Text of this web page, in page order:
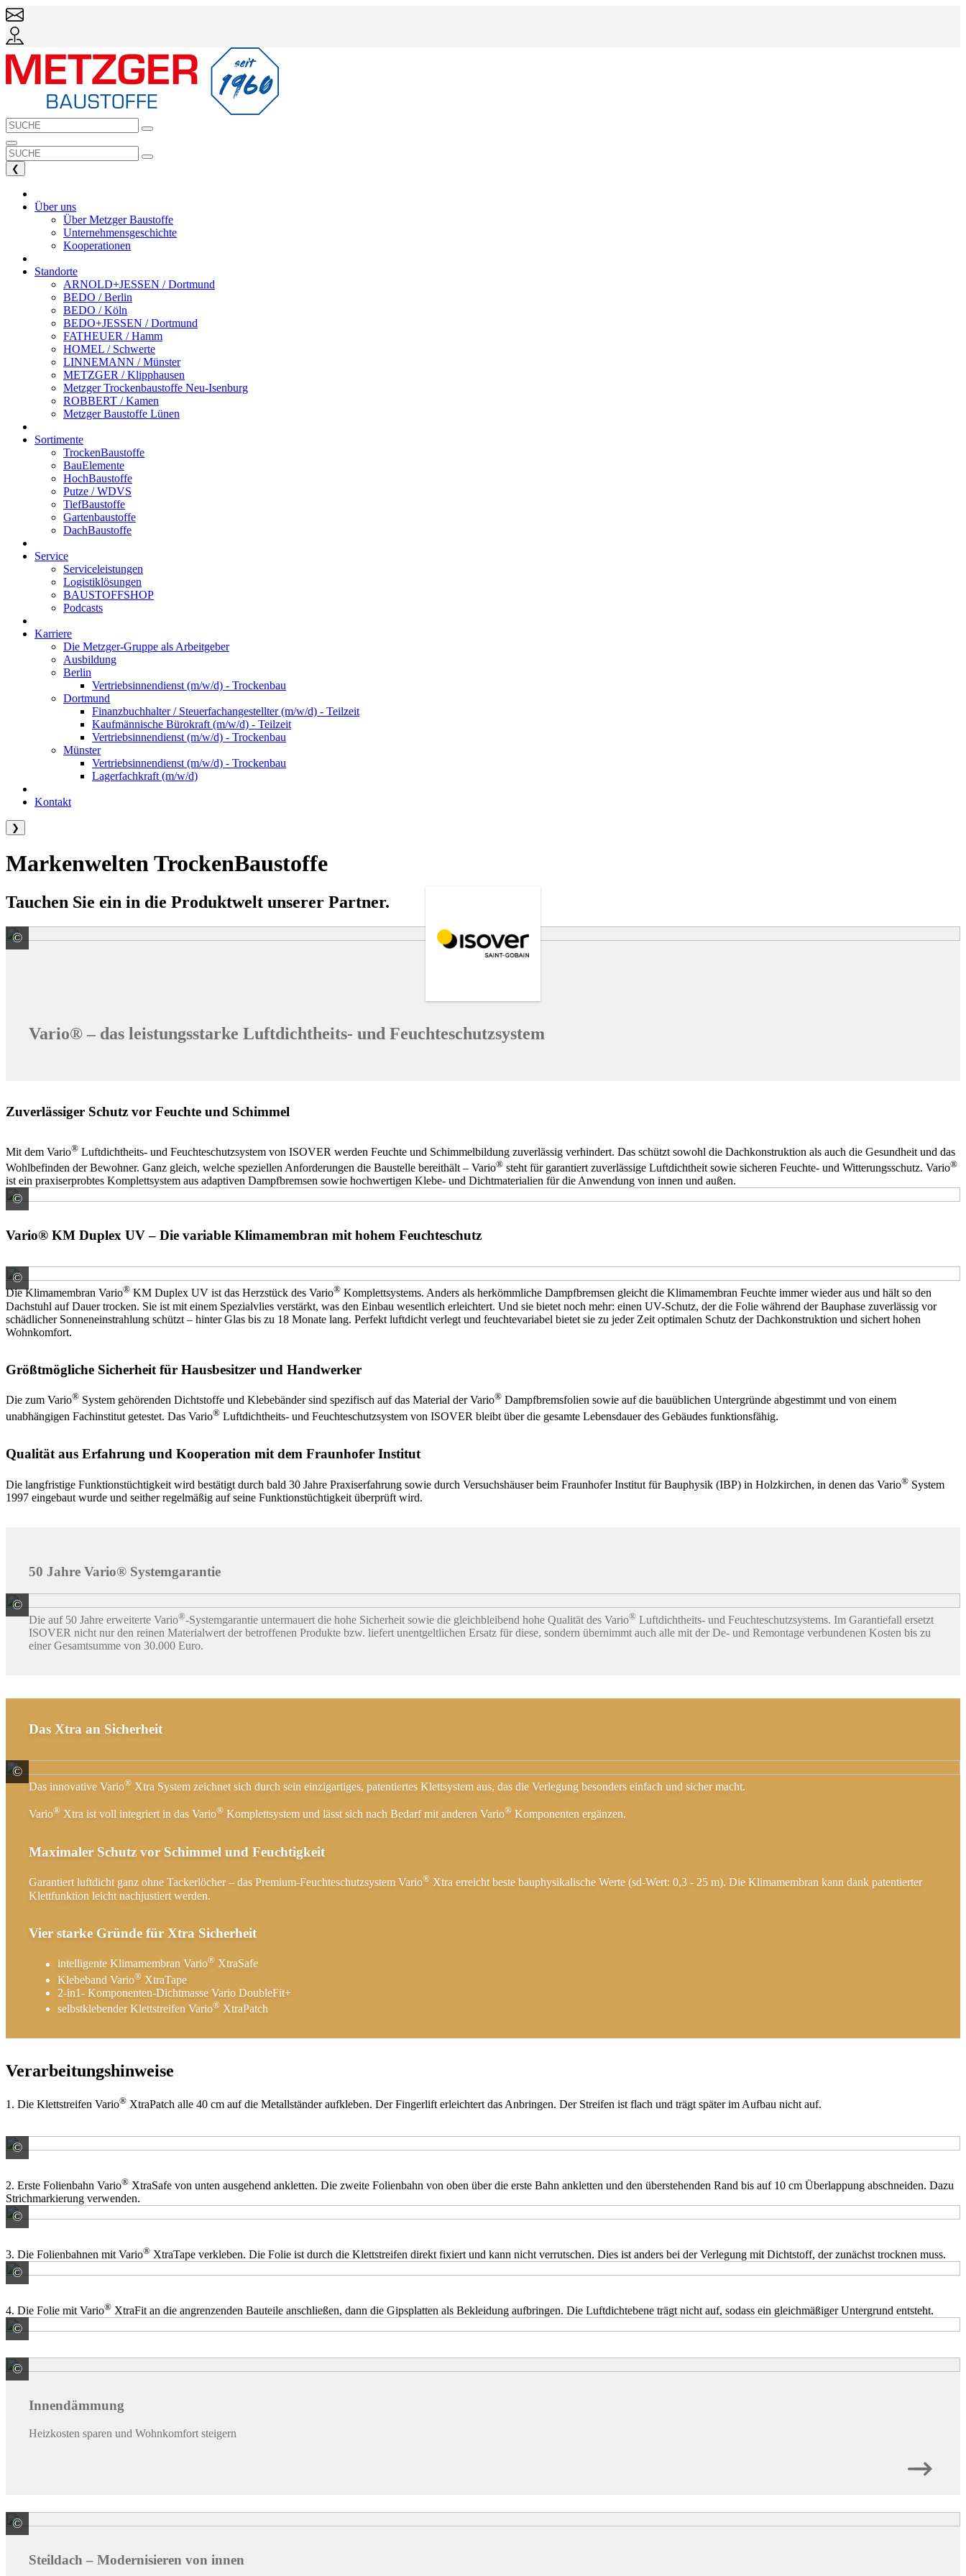
❮
Über uns
Über Metzger Baustoffe
Unternehmensgeschichte
Kooperationen
Standorte
ARNOLD+JESSEN / Dortmund
BEDO / Berlin
BEDO / Köln
BEDO+JESSEN / Dortmund
FATHEUER / Hamm
HOMEL / Schwerte
LINNEMANN / Münster
METZGER / Klipphausen
Metzger Trockenbaustoffe Neu-Isenburg
ROBBERT / Kamen
Metzger Baustoffe Lünen
Sortimente
TrockenBaustoffe
BauElemente
HochBaustoffe
Putze / WDVS
TiefBaustoffe
Gartenbaustoffe
DachBaustoffe
Service
Serviceleistungen
Logistiklösungen
BAUSTOFFSHOP
Podcasts
Karriere
Die Metzger-Gruppe als Arbeitgeber
Ausbildung
Berlin
Vertriebsinnendienst (m/w/d) - Trockenbau
Dortmund
Finanzbuchhalter / Steuerfachangestellter (m/w/d) - Teilzeit
Kaufmännische Bürokraft (m/w/d) - Teilzeit
Vertriebsinnendienst (m/w/d) - Trockenbau
Münster
Vertriebsinnendienst (m/w/d) - Trockenbau
Lagerfachkraft (m/w/d)
Kontakt
❯
Markenwelten TrockenBaustoffe
Tauchen Sie ein in die Produktwelt unserer Partner.
© SAINT-GOBAIN ISOVER G+H AG
Vario® – das leistungsstarke Luftdichtheits- und Feuchteschutzsystem
Zuverlässiger Schutz vor Feuchte und Schimmel
© SAINT-GOBAIN ISOVER G+H AG
Mit dem Vario® Luftdichtheits- und Feuchteschutzsystem von ISOVER werden Feuchte und Schimmelbildung zuverlässig verhindert. Das schützt sowohl die Dachkonstruktion als auch die Gesundheit und das
Wohlbefinden der Bewohner. Ganz gleich, welche speziellen Anforderungen die Baustelle bereithält – Vario® steht für garantiert zuverlässige Luftdichtheit sowie sicheren Feuchte- und Witterungsschutz. Vario®
ist ein praxiserprobtes Komplettsystem aus adaptiven Dampfbremsen sowie hochwertigen Klebe- und Dichtmaterialien für die Anwendung von innen und außen.
Vario® KM Duplex UV – Die variable Klimamembran mit hohem Feuchteschutz
©
SAINT-GOBAIN ISOVER G+H AG
Die Klimamembran Vario® KM Duplex UV ist das Herzstück des Vario® Komplettsystems. Anders als herkömmliche Dampfbremsen gleicht die Klimamembran Feuchte immer wieder aus und hält so den
Dachstuhl auf Dauer trocken. Sie ist mit einem Spezialvlies verstärkt, was den Einbau wesentlich erleichtert. Und sie bietet noch mehr: einen UV-Schutz, der die Folie während der Bauphase zuverlässig vor
schädlicher Sonneneinstrahlung schützt – hinter Glas bis zu 18 Monate lang. Perfekt luftdicht verlegt und feuchtevariabel bietet sie zu jeder Zeit optimalen Schutz der Dachkonstruktion und sichert hohen
Wohnkomfort.
Größtmögliche Sicherheit für Hausbesitzer und Handwerker
Die zum Vario® System gehörenden Dichtstoffe und Klebebänder sind spezifisch auf das Material der Vario® Dampfbremsfolien sowie auf die bauüblichen Untergründe abgestimmt und von einem
unabhängigen Fachinstitut getestet. Das Vario® Luftdichtheits- und Feuchteschutzsystem von ISOVER bleibt über die gesamte Lebensdauer des Gebäudes funktionsfähig.
Qualität aus Erfahrung und Kooperation mit dem Fraunhofer Institut
Die langfristige Funktionstüchtigkeit wird bestätigt durch bald 30 Jahre Praxiserfahrung sowie durch Versuchshäuser beim Fraunhofer Institut für Bauphysik (IBP) in Holzkirchen, in denen das Vario® System
1997 eingebaut wurde und seither regelmäßig auf seine Funktionstüchtigkeit überprüft wird.
50 Jahre Vario® Systemgarantie
©
SAINT-GOBAIN ISOVER G+H AG
Die auf 50 Jahre erweiterte Vario®-Systemgarantie untermauert die hohe Sicherheit sowie die gleichbleibend hohe Qualität des Vario® Luftdichtheits- und Feuchteschutzsystems. Im Garantiefall ersetzt
ISOVER nicht nur den reinen Materialwert der betroffenen Produkte bzw. liefert unentgeltlichen Ersatz für diese, sondern übernimmt auch alle mit der De- und Remontage verbundenen Kosten bis zu
einer Gesamtsumme von 30.000 Euro.
Das Xtra an Sicherheit
©
SAINT-GOBAIN ISOVER G+H AG
Das innovative Vario® Xtra System zeichnet sich durch sein einzigartiges, patentiertes Klettsystem aus, das die Verlegung besonders einfach und sicher macht.
Vario® Xtra ist voll integriert in das Vario® Komplettsystem und lässt sich nach Bedarf mit anderen Vario® Komponenten ergänzen.
Maximaler Schutz vor Schimmel und Feuchtigkeit
Garantiert luftdicht ganz ohne Tackerlöcher – das Premium-Feuchteschutzsystem Vario® Xtra erreicht beste bauphysikalische Werte (sd-Wert: 0,3 - 25 m). Die Klimamembran kann dank patentierter
Klettfunktion leicht nachjustiert werden.
Vier starke Gründe für Xtra Sicherheit
intelligente Klimamembran Vario® XtraSafe
Klebeband Vario® XtraTape
2-in1- Komponenten-Dichtmasse Vario DoubleFit+
selbstklebender Klettstreifen Vario® XtraPatch
Verarbeitungshinweise
1. Die Klettstreifen Vario® XtraPatch alle 40 cm auf die Metallständer aufkleben. Der Fingerlift erleichtert das Anbringen. Der Streifen ist flach und trägt später im Aufbau nicht auf.
© SAINT-GOBAIN ISOVER G+H AG
2. Erste Folienbahn Vario® XtraSafe von unten ausgehend ankletten. Die zweite Folienbahn von oben über die erste Bahn ankletten und den überstehenden Rand bis auf 10 cm Überlappung abschneiden. Dazu
Strichmarkierung verwenden.
© SAINT-GOBAIN ISOVER G+H AG
3. Die Folienbahnen mit Vario® XtraTape verkleben. Die Folie ist durch die Klettstreifen direkt fixiert und kann nicht verrutschen. Dies ist anders bei der Verlegung mit Dichtstoff, der zunächst trocknen muss.
© SAINT-GOBAIN ISOVER G+H AG
4. Die Folie mit Vario® XtraFit an die angrenzenden Bauteile anschließen, dann die Gipsplatten als Bekleidung aufbringen. Die Luftdichtebene trägt nicht auf, sodass ein gleichmäßiger Untergrund entsteht.
© SAINT-GOBAIN ISOVER G+H AG
© SAINT-GOBAIN ISOVER G+H AG
Innendämmung
Heizkosten sparen und Wohnkomfort steigern
© SAINT-GOBAIN ISOVER G+H AG
Steildach – Modernisieren von innen